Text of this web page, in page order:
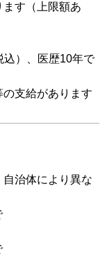
す（上限額あ
込）、医歴10年で
支給があります
治体により異な